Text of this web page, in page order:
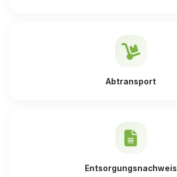
Abtransport
Entsorgungsnachweis